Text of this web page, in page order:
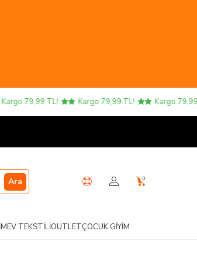
79,99 TL! Kargo 79,99 TL! Kargo 79,99
Ara 0
EV TEKSTILIOUTLETÇOCUK GIYIM